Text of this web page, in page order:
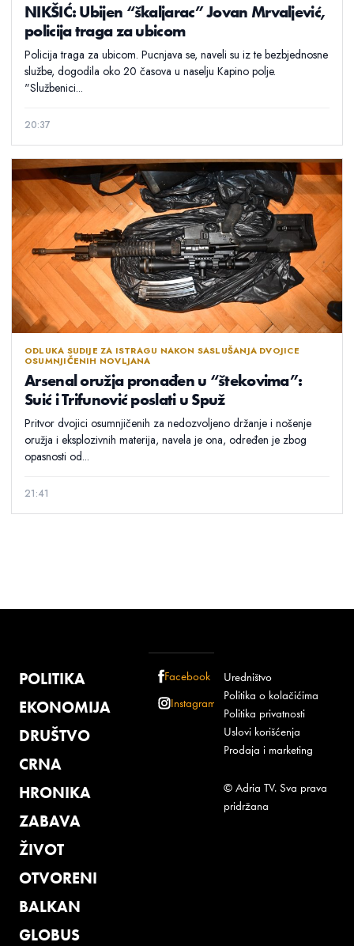
NIKŠIĆ: Ubijen “škaljarac” Jovan Mrvaljević,
policija traga za ubicom
Policija traga za ubicom. Pucnjava se, naveli su iz te bezbjednosne
službe, dogodila oko 20 časova u naselju Kapino polje.
"Službenici...
20:37
ODLUKA SUDIJE ZA ISTRAGU NAKON SASLUŠANJA DVOJICE
OSUMNJIČENIH NOVLJANA
Arsenal oružja pronađen u “štekovima”:
Suić i Trifunović poslati u Spuž
Pritvor dvojici osumnjičenih za nedozvoljeno držanje i nošenje
oružja i eksplozivnih materija, navela je ona, određen je zbog
opasnosti od...
21:41
POLITIKA
EKONOMIJA
DRUŠTVO
CRNA
HRONIKA
ZABAVA
ŽIVOT
OTVORENI
BALKAN
GLOBUS
Facebook
Instagram
Uredništvo
Politika o kolačićima
Politika privatnosti
Uslovi korišćenja
Prodaja i marketing
© Adria TV. Sva prava
pridržana